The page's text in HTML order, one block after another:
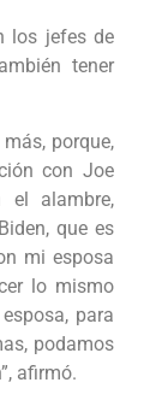
los jefes de
tener
porque,
con Joe
el alambre,
que es
mi esposa
lo mismo
para
podamos
afirmó.